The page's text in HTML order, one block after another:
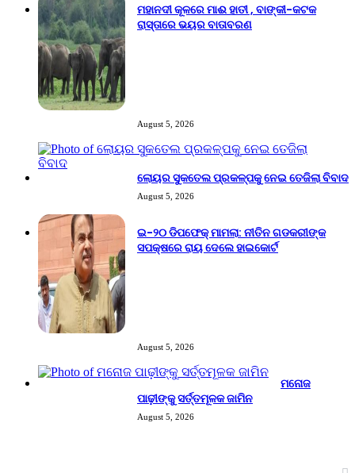
ମହାନଦୀ କୂଳରେ ମାଈ ହାତୀ , ବାଙ୍କୀ-କଟକ
ରାସ୍ତାରେ ଭୟର ବାତାବରଣ
August 5, 2026
ଲୋୟର ସୁକତେଲ ପ୍ରକଳ୍ପକୁ ନେଇ ତେଜିଲା ବିବାଦ
August 5, 2026
ଇ-୨୦ ଡିପଫେକ୍ ମାମଲା: ନୀତିନ ଗଡକରୀଙ୍କ
ସପକ୍ଷରେ ରାୟ ଦେଲେ ହାଇକୋର୍ଟ
August 5, 2026
ମନୋଜ
ପାଢ଼ୀଙ୍କୁ ସର୍ତ୍ତମୂଳକ ଜାମିନ
August 5, 2026